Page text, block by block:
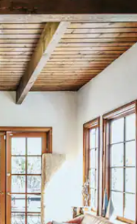
und unten oder erkunde